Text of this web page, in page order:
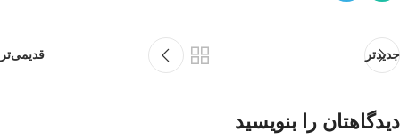
جدیدتر قدیمی‌تر
دیدگاهتان را بنویسید